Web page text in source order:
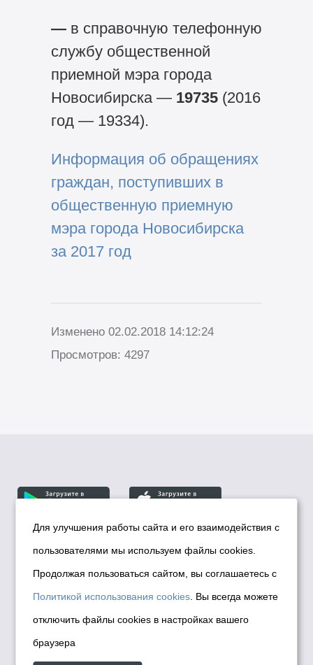
— в справочную телефонную
службу общественной
приемной мэра города
Новосибирска —19735(2016
год — 19334).
Информация об обращениях
граждан, поступивших в
общественную приемную
мэра города Новосибирска
за 2017 год
Изменено 02.02.2018 14:12:24
Просмотров: 4297
© Департамент информационной политики мэрии
города Новосибирска, 2026
Политика использования Cookies
Политика по обработке персональных
данных в информационных системах
мэрии города Новосибирска
Для улучшения работы сайта и его взаимодействия с
пользователями мы используем файлы cookies.
Продолжая пользоваться сайтом, вы соглашаетесь с
Политикой использования cookies . Вы всегда можете
отключить файлы cookies в настройках вашего
браузера